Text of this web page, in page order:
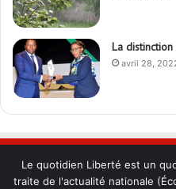
La
avril 28,
Le quotidien Liberté est un
traite de l'actualité nationale